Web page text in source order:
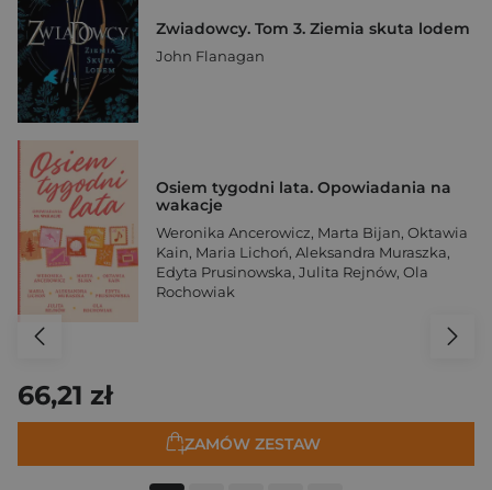
Zwiadowcy. Tom 3. Ziemia skuta lodem
John Flanagan
Osiem tygodni lata. Opowiadania na
wakacje
Weronika Ancerowicz, Marta Bijan, Oktawia
Kain, Maria Lichoń, Aleksandra Muraszka,
Edyta Prusinowska, Julita Rejnów, Ola
Rochowiak
66,21 zł
ZAMÓW ZESTAW